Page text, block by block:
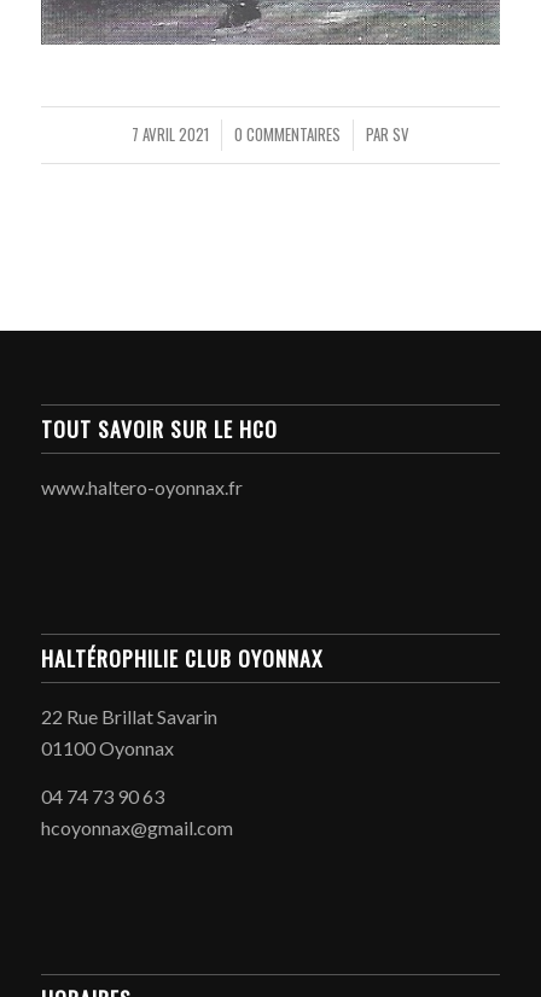
7 AVRIL 2021
/ 0 COMMENTAIRES
/ PAR SV
TOUT SAVOIR SUR LE HCO
www.haltero-oyonnax.fr
HALTÉROPHILIE CLUB OYONNAX
22 Rue Brillat Savarin
01100 Oyonnax
04 74 73 90 63
hcoyonnax@gmail.com